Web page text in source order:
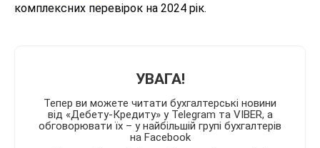
комплексних перевірок на 2024 рік.
УВАГА!
Тепер ви можете читати бухгалтерські новини
від «Дебету-Кредиту» у Telegram та VIBER, а
обговорювати їх – у найбільшій групі бухгалтерів
на Facebook